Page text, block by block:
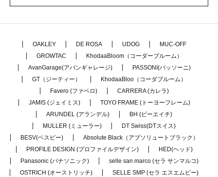
OAKLEY DE ROSA UDOG
MUC-OFF
GROWTAC
KhodaaBloom（コーダーブルーム）
AvanGarage(アバンギャレージ)
PASSONI(パッソーニ)
GT（ジーティー）
KhodaaBloo（コーダブルーム）
Favero (ファベロ)
CARRERA (カレラ)
JAMIS (ジェイミス)
TOYO FRAME (トーヨーフレーム)
ARUNDEL (アランデル)
BH (ビーエイチ)
MULLER (ミューラー)
DT Swiss(DTスイス)
BESV(ベスビー)
Absolute Black（アブソリュートブラック）
PROFILE DESIGN (プロファイルデザイン)
HED(ヘッド)
Panasonic (パナソニック)
selle san marco (セラ サンマルコ)
OSTRICH (オーストリッチ)
SELLE SMP (セラ エスエムピー)